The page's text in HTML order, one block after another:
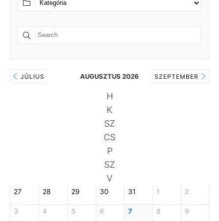
JÚLIUS AUGUSZTUS 2026 SZEPTEMBER
H
K
SZ
CS
P
SZ
V
27 28 29 30 31 1 2
3 4 5 6 7 8 9